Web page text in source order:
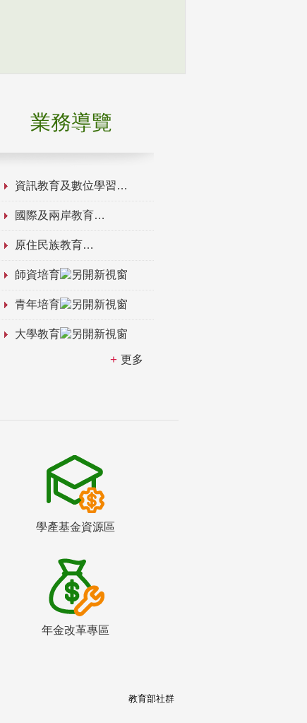
業務導覽
資訊教育及數位學習
國際及兩岸教育
原住民族教育
師資培育
青年培育
大學教育
更多
學產基金資源區
年金改革專區
教育部社群